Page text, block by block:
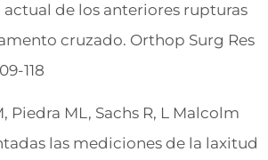
actual de los anteriores rupturas
cruzado. Orthop Surg Res
118
ML, Sachs R, L Malcolm
las mediciones de la laxitud